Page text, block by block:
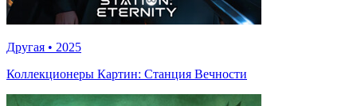
Другая • 2025
Коллекционеры Картин: Станция Вечности